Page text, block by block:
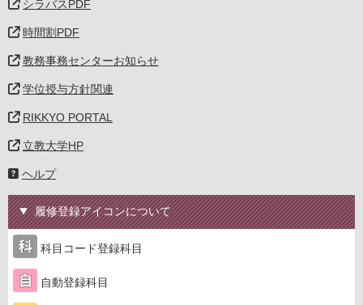
シラバスPDF
時間割PDF
教務事務センターお知らせ
学位授与方針関連
RIKKYO PORTAL
立教大学HP
ヘルプ
履修登録アイコンについて
科目コード登録科目
自動登録科目